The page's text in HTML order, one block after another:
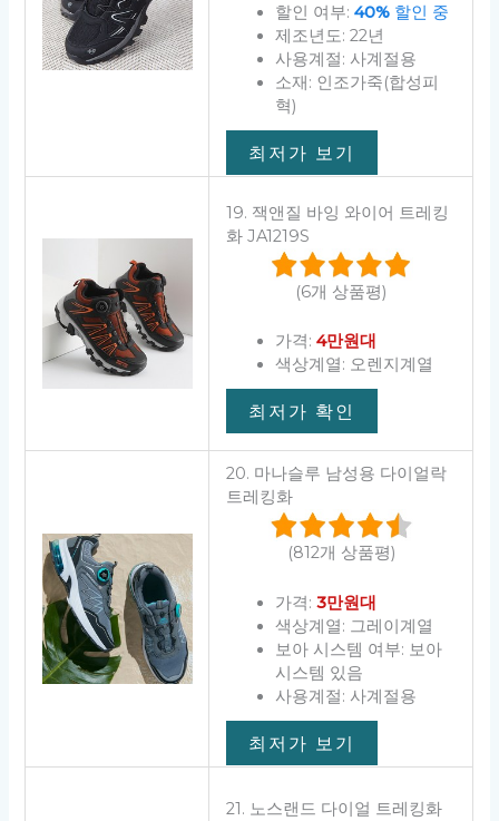
할인 여부: 40%할인 중
제조년도: 22년
사용계절: 사계절용
소재: 인조가죽(합성피
혁)
최저가 보기
19. 잭앤질 바잉 와이어 트레킹
화 JA1219S
(6개 상품평)
가격: 4만원대
색상계열: 오렌지계열
최저가 확인
20. 마나슬루 남성용 다이얼락
트레킹화
(812개 상품평)
가격: 3만원대
색상계열: 그레이계열
보아 시스템 여부: 보아
시스템 있음
사용계절: 사계절용
최저가 보기
21. 노스랜드 다이얼 트레킹화